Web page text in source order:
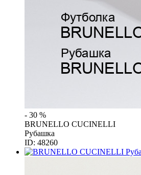
- 30 %
BRUNELLO CUCINELLI
Рубашка
ID: 48260